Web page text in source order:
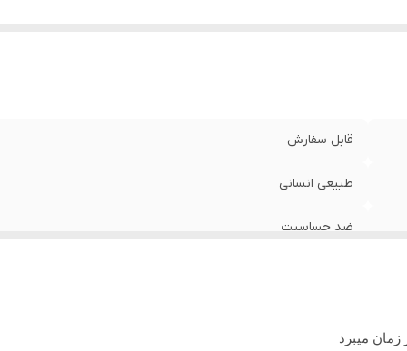
قابل سفارش
طبیعی انسانی
ضد حساسیت